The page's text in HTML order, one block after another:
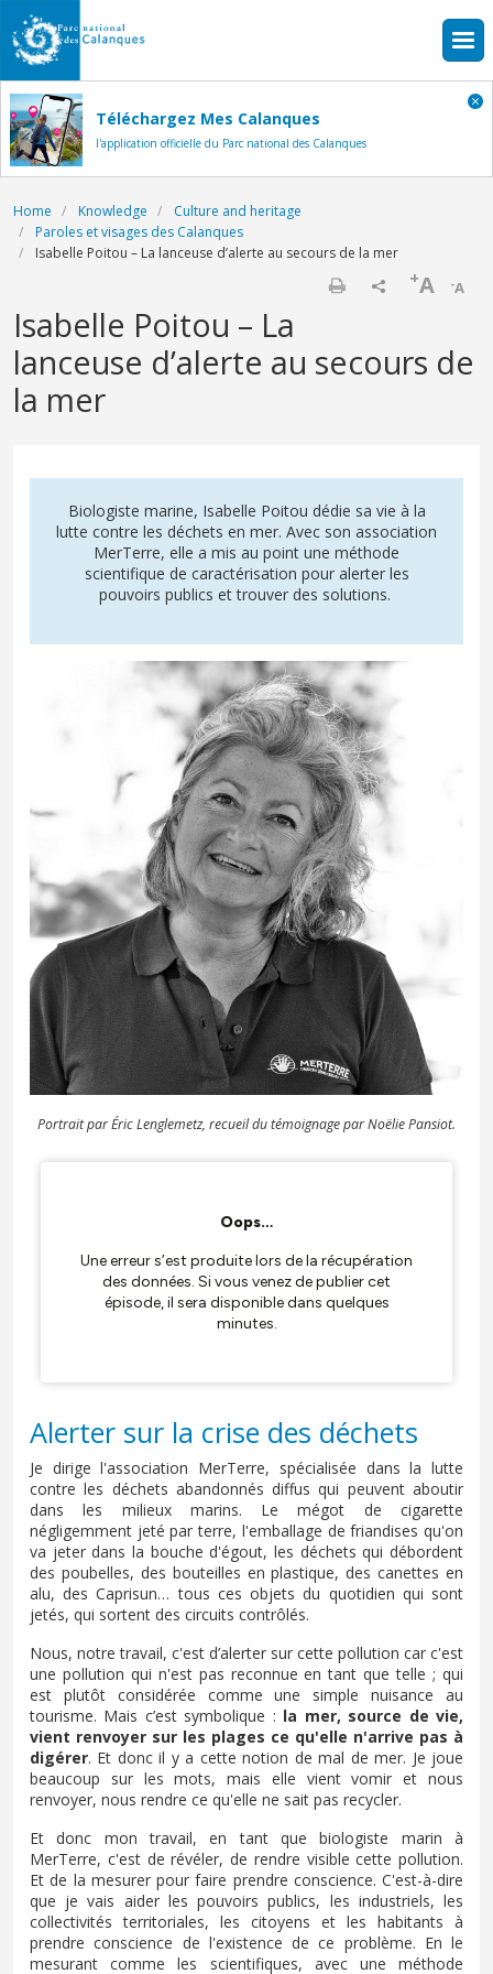
Skip to main content
Téléchargez Mes Calanques
l'application officielle du Parc national des Calanques
Breadcrumb
Home Knowledge
Culture and heritage
Paroles et visages des Calanques
Isabelle Poitou – La lanceuse d’alerte au secours de la mer
-A
+A
Isabelle Poitou – La
lanceuse d’alerte au secours de
la mer
Biologiste marine, Isabelle Poitou dédie sa vie à la
lutte contre les déchets en mer. Avec son association
MerTerre, elle a mis au point une méthode
scientifique de caractérisation pour alerter les
pouvoirs publics et trouver des solutions.
Portrait par Éric Lenglemetz, recueil du témoignage par Noëlie Pansiot.
Alerter sur la crise des déchets
Je dirige l'association MerTerre, spécialisée dans la lutte
contre les déchets abandonnés diffus qui peuvent aboutir
dans les milieux marins. Le mégot de cigarette
négligemment jeté par terre, l'emballage de friandises qu'on
va jeter dans la bouche d'égout, les déchets qui débordent
des poubelles, des bouteilles en plastique, des canettes en
alu, des Caprisun… tous ces objets du quotidien qui sont
jetés, qui sortent des circuits contrôlés.
Nous, notre travail, c'est d’alerter sur cette pollution car c'est
une pollution qui n'est pas reconnue en tant que telle ; qui
est plutôt considérée comme une simple nuisance au
tourisme. Mais c’est symbolique : la mer, source de vie,
vient renvoyer sur les plages ce qu'elle n'arrive pas à
digérer. Et donc il y a cette notion de mal de mer. Je joue
beaucoup sur les mots, mais elle vient vomir et nous
renvoyer, nous rendre ce qu'elle ne sait pas recycler.
Et donc mon travail, en tant que biologiste marin à
MerTerre, c'est de révéler, de rendre visible cette pollution.
Et de la mesurer pour faire prendre conscience. C'est-à-dire
que je vais aider les pouvoirs publics, les industriels, les
collectivités territoriales, les citoyens et les habitants à
prendre conscience de l'existence de ce problème. En le
mesurant comme les scientifiques, avec une méthode